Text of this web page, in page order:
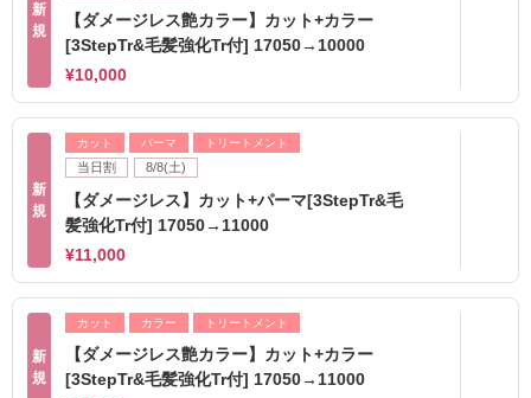
新
規
【ダメージレス艶カラー】カット+カラー
[3StepTr&毛髪強化Tr付] 17050→10000
¥10,000
新
規
カット パーマ トリートメント
当日割 8/8(土)
【ダメージレス】カット+パーマ[3StepTr&毛
髪強化Tr付] 17050→11000
¥11,000
新
規
カット カラー トリートメント
【ダメージレス艶カラー】カット+カラー
[3StepTr&毛髪強化Tr付] 17050→11000